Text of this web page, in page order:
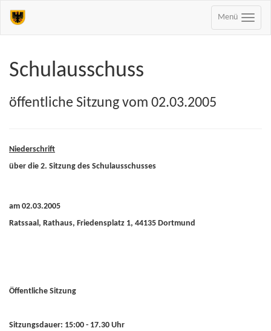
Menü
Schulausschuss
öffentliche Sitzung vom 02.03.2005
Niederschrift
über die 2. Sitzung des Schulausschusses
am 02.03.2005
Ratssaal, Rathaus, Friedensplatz 1, 44135 Dortmund
Öffentliche Sitzung
Sitzungsdauer: 15:00 - 17.30 Uhr